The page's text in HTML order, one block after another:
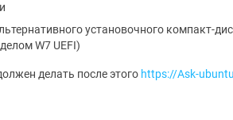
установочного компакт-
W7 UEFI)
делать после этого https://Ask-